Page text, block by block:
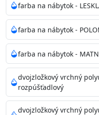
farba na nábytok -
farba na nábytok -
farba na nábytok -
dvojzložkový vrchný
rozpúšťadlový
dvojzložkový vrchný